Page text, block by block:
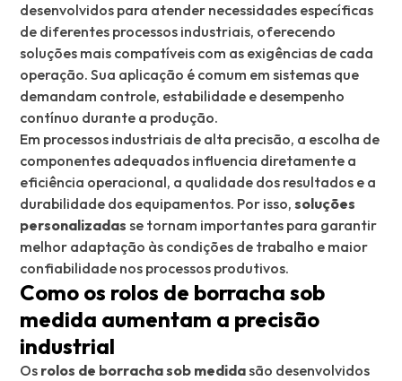
desenvolvidos para atender necessidades específicas
de diferentes processos industriais, oferecendo
soluções mais compatíveis com as exigências de cada
operação. Sua aplicação é comum em sistemas que
demandam controle, estabilidade e desempenho
contínuo durante a produção.
Em processos industriais de alta precisão, a escolha de
componentes adequados influencia diretamente a
eficiência operacional, a qualidade dos resultados e a
durabilidade dos equipamentos. Por isso,soluções
personalizadas se tornam importantes para garantir
melhor adaptação às condições de trabalho e maior
confiabilidade nos processos produtivos.
Como os rolos de borracha sob
medida aumentam a precisão
industrial
Os rolos de borrachasob medidasão desenvolvidos